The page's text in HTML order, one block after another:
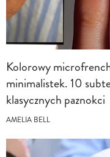
Kolorowy
minimalistek. 10
klasycznych paznokci
AMELIA BELL